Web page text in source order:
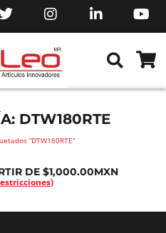
DTW180RTE
“DTW180RTE”
DE $1,000.00MXN